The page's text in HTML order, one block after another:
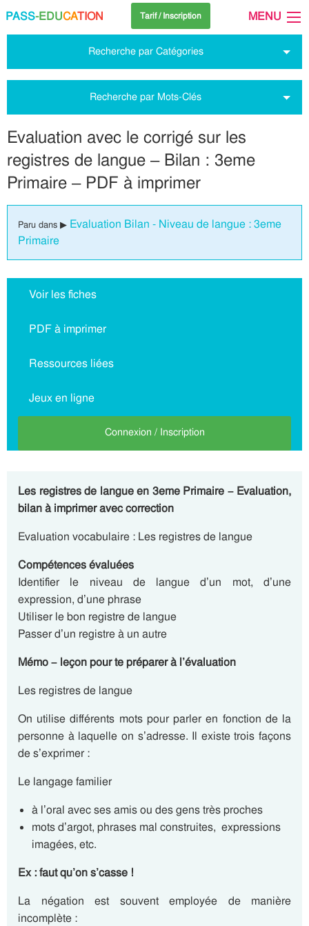
PASS-EDUCATION Tarif / Inscription MENU
Recherche par Catégories
Recherche par Mots-Clés
Evaluation avec le corrigé sur les
registres de langue – Bilan : 3eme
Primaire – PDF à imprimer
Paru dans ▶ Evaluation Bilan - Niveau de langue : 3eme
Primaire
Voir les fiches
PDF à imprimer
Ressources liées
Jeux en ligne
Connexion / Inscription
Les registres de langue en 3eme Primaire – Evaluation,
bilan à imprimer avec correction
Evaluation vocabulaire : Les registres de langue
Compétences évaluées
Identifier le niveau de langue d’un mot, d’une
expression, d’une phrase
Utiliser le bon registre de langue
Passer d’un registre à un autre
Mémo – leçon pour te préparer à l’évaluation
Les registres de langue
On utilise différents mots pour parler en fonction de la
personne à laquelle on s’adresse. Il existe trois façons
de s’exprimer :
Le langage familier
à l’oral avec ses amis ou des gens très proches
mots d’argot, phrases mal construites, expressions
imagées, etc.
Ex : faut qu’on s’casse !
La négation est souvent employée de manière
incomplète :